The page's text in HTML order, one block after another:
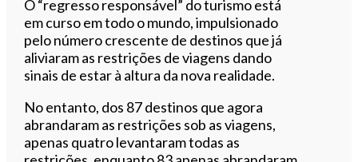
O “regresso responsável” do turismo está
em curso em todo o mundo, impulsionado
pelo número crescente de destinos que já
aliviaram as restrições de viagens dando
sinais de estar à altura da nova realidade.
No entanto, dos 87 destinos que agora
abrandaram as restrições sob as viagens,
apenas quatro levantaram todas as